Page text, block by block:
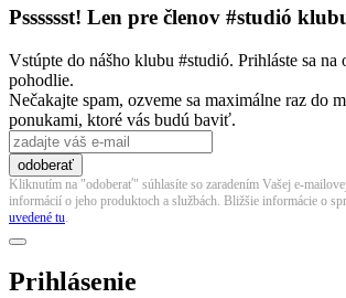
Psssssst! Len pre členov #studió
Vstúpte do nášho klubu #studió. Prihláste sa
pohodlie.
Nečakajte spam, ozveme sa maximálne raz do
ponukami, ktoré vás budú baviť.
odoberať
Kliknutím na "odoberať" súhlasíte so zaradením Vašej e-
informácií o jeho produktoch a službách. Bližšie informácie o
uvedené tu
Prihlásenie